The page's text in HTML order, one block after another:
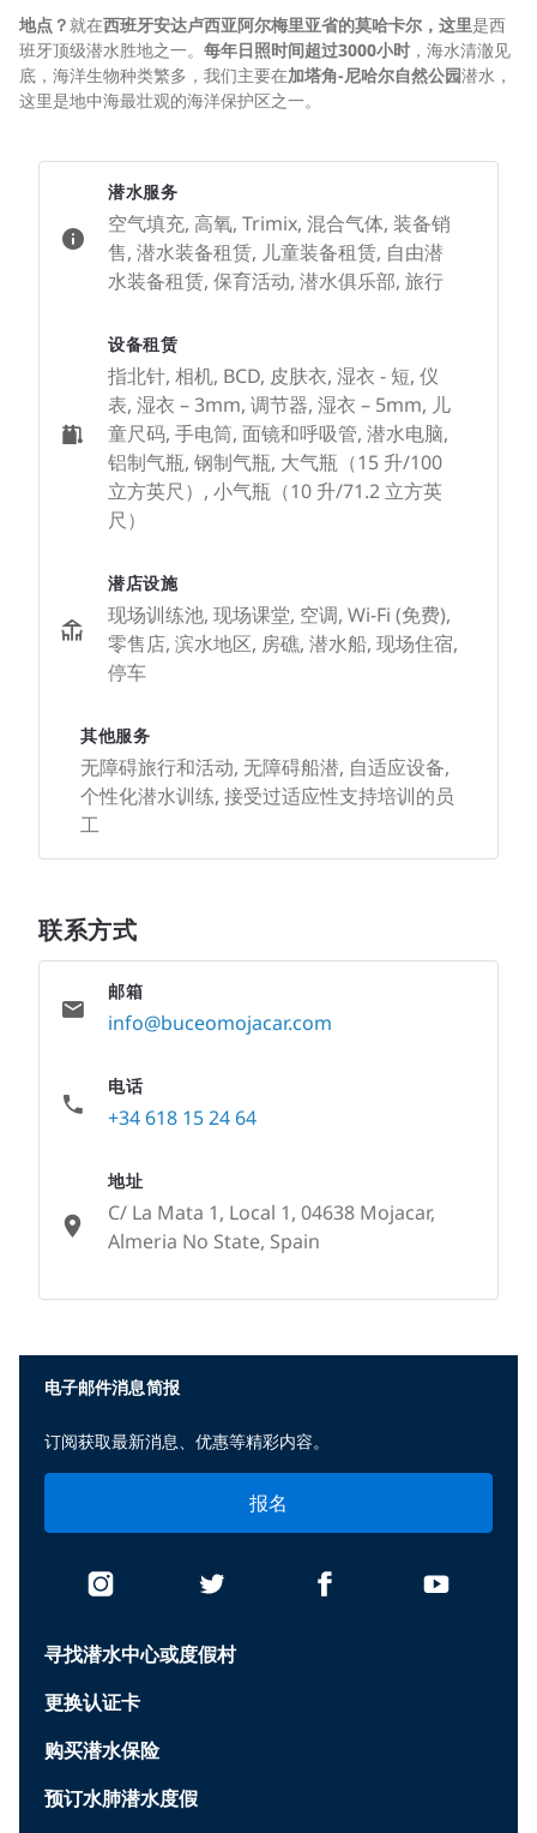
地点？就在西班牙安达卢西亚阿尔梅里亚省的莫哈卡尔，这里是西
班牙顶级潜水胜地之一。 每年日照时间超过3000小时 ，海水清澈见
底，海洋生物种类繁多，我们主要在加塔角-尼哈尔自然公园潜水，
这里是地中海最壮观的海洋保护区之一。
潜水服务
空气填充, 高氧, Trimix, 混合气体, 装备销
售, 潜水装备租赁, 儿童装备租赁, 自由潜
水装备租赁, 保育活动, 潜水俱乐部, 旅行
设备租赁
指北针, 相机, BCD, 皮肤衣, 湿衣 - 短, 仪
表, 湿衣 – 3mm, 调节器, 湿衣 – 5mm, 儿
童尺码, 手电筒, 面镜和呼吸管, 潜水电脑,
铝制气瓶, 钢制气瓶, 大气瓶（15 升/100
立方英尺）, 小气瓶（10 升/71.2 立方英
尺）
潜店设施
现场训练池, 现场课堂, 空调, Wi-Fi (免费),
零售店, 滨水地区, 房礁, 潜水船, 现场住宿,
停车
其他服务
无障碍旅行和活动, 无障碍船潜, 自适应设备,
个性化潜水训练, 接受过适应性支持培训的员
工
联系方式
邮箱
info@buceomojacar.com
电话
+34 618 15 24 64
地址
C/ La Mata 1, Local 1, 04638 Mojacar,
Almeria No State, Spain
寻找潜水中心或度假村
更换认证卡
购买潜水保险
预订水肺潜水度假
电子邮件消息简报
订阅获取最新消息、优惠等精彩内容。
报名